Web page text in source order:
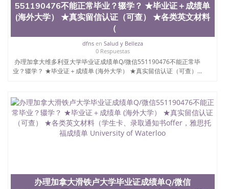
551190476不能正常毕业？辍学？ ★毕业证＋成绩单
(海外大学） ★真实留信认证（可查） ★各类英文材料
（
dfnsen Salud y Belleza
0 Respuestas
办理加拿大维多利亚大学毕业证成绩单Q/微信551190476不能正常毕
业？辍学？ ★毕业证＋成绩单 (海外大学） ★真实留信认证（可查）...
办理加拿大滑铁卢大学毕业证成绩单Q/微信